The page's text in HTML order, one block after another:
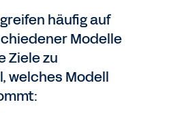
häufig auf
Modelle
Ziele zu
welches Modell